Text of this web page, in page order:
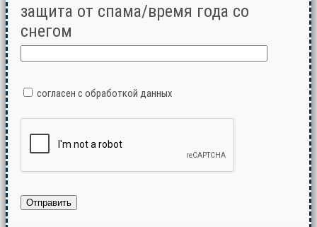
защита от спама/время года со
снегом
согласен с обработкой данных